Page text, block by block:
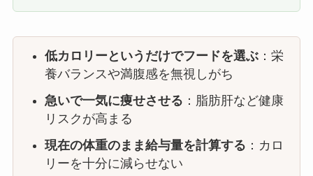
低カロリーというだけでフードを選ぶ：栄
養バランスや満腹感を無視しがち
急いで一気に痩せさせる ：脂肪肝など健康
リスクが高まる
現在の体重のまま給与量を計算する ：カロ
リーを十分に減らせない